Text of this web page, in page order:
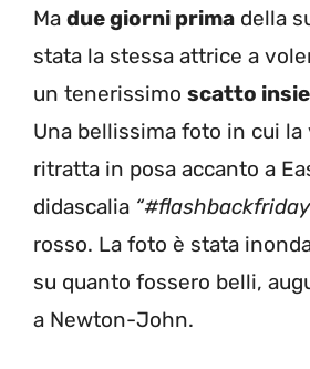
Ma due giorni prima della
stata la stessa attrice a
un tenerissimo scatto
Una bellissima foto in cui la
ritratta in posa accanto a
didascalia
rosso. La foto è stata
su quanto fossero belli,
a Newton-John.